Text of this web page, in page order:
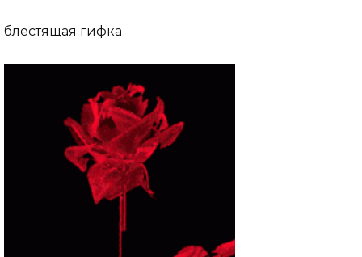
блестящая гифка